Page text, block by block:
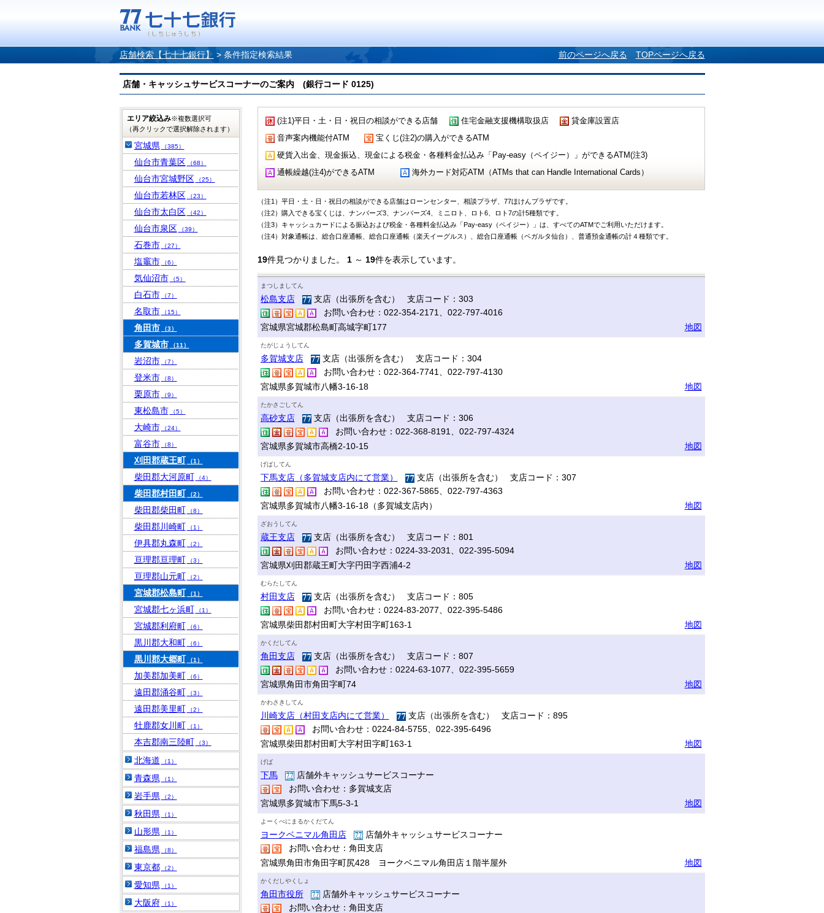
店舗検索【七十七銀行】 > 条件指定検索結果 前のページへ戻る TOPページへ戻る
店舗・キャッシュサービスコーナーのご案内 (銀行コード 0125)
(注1)平日・土・日・祝日の相談ができる店舗 住宅金融支援機構取扱店
貸金庫設置店
音声案内機能付ATM
宝くじ(注2)の購入ができるATM
硬貨入出金、現金振込、現金による税金・各種料金払込み「Pay-easy（ペイジー）」ができるATM(注3)
通帳繰越(注4)ができるATM
海外カード対応ATM（ATMs that can Handle International Cards）
（注1）平日・土・日・祝日の相談ができる店舗はローンセンター、相談プラザ、77ほけんプラザです。
（注2）購入できる宝くじは、ナンバーズ3、ナンバーズ4、ミニロト、ロト6、ロト7の計5種類です。
（注3）キャッシュカードによる振込および税金・各種料金払込み「Pay-easy（ペイジー）」は、すべてのATMでご利用いただけます。
（注4）対象通帳は、総合口座通帳、総合口座通帳（楽天イーグルス）、総合口座通帳（ベガルタ仙台）、普通預金通帳の計４種類です。
19件見つかりました。 1～ 19件を表示しています。
まつしましてん
松島支店
支店（出張所を含む） 支店コード：303
お問い合わせ：022-354-2171、022-797-4016
宮城県宮城郡松島町高城字町177
地図
たがじょうしてん
多賀城支店
支店（出張所を含む） 支店コード：304
お問い合わせ：022-364-7741、022-797-4130
宮城県多賀城市八幡3-16-18
地図
たかさごしてん
高砂支店
支店（出張所を含む） 支店コード：306
お問い合わせ：022-368-8191、022-797-4324
宮城県多賀城市高橋2-10-15
地図
げばしてん
下馬支店（多賀城支店内にて営業）
支店（出張所を含む） 支店コード：307
お問い合わせ：022-367-5865、022-797-4363
宮城県多賀城市八幡3-16-18（多賀城支店内）
地図
ざおうしてん
蔵王支店
支店（出張所を含む） 支店コード：801
お問い合わせ：0224-33-2031、022-395-5094
宮城県刈田郡蔵王町大字円田字西浦4-2
地図
むらたしてん
村田支店
支店（出張所を含む） 支店コード：805
お問い合わせ：0224-83-2077、022-395-5486
宮城県柴田郡村田町大字村田字町163-1
地図
かくだしてん
角田支店
支店（出張所を含む） 支店コード：807
お問い合わせ：0224-63-1077、022-395-5659
宮城県角田市角田字町74
地図
かわさきしてん
川崎支店（村田支店内にて営業）
支店（出張所を含む） 支店コード：895
お問い合わせ：0224-84-5755、022-395-6496
宮城県柴田郡村田町大字村田字町163-1
地図
げば
下馬
店舗外キャッシュサービスコーナー
お問い合わせ：多賀城支店
宮城県多賀城市下馬5-3-1
地図
よーくべにまるかくだてん
ヨークベニマル角田店
店舗外キャッシュサービスコーナー
お問い合わせ：角田支店
宮城県角田市角田字町尻428 ヨークベニマル角田店１階半屋外
地図
かくだしやくしょ
角田市役所
店舗外キャッシュサービスコーナー
お問い合わせ：角田支店
エリア絞込み※複数選択可
（再クリックで選択解除されます）
宮城県 （385）
仙台市青葉区 （68）
仙台市宮城野区 （25）
仙台市若林区 （23）
仙台市太白区 （42）
仙台市泉区 （39）
石巻市 （27）
塩竈市 （6）
気仙沼市 （5）
白石市 （7）
名取市 （15）
角田市 （3）
多賀城市 （11）
岩沼市 （7）
登米市 （8）
栗原市 （9）
東松島市 （5）
大崎市 （24）
富谷市 （8）
刈田郡蔵王町 （1）
柴田郡大河原町 （4）
柴田郡村田町 （2）
柴田郡柴田町 （8）
柴田郡川崎町 （1）
伊具郡丸森町 （2）
亘理郡亘理町 （3）
亘理郡山元町 （2）
宮城郡松島町 （1）
宮城郡七ヶ浜町 （1）
宮城郡利府町 （6）
黒川郡大和町 （6）
黒川郡大郷町 （1）
加美郡加美町 （6）
遠田郡涌谷町 （3）
遠田郡美里町 （2）
牡鹿郡女川町 （1）
本吉郡南三陸町 （3）
北海道 （1）
青森県 （1）
岩手県 （2）
秋田県 （1）
山形県 （1）
福島県 （8）
東京都 （2）
愛知県 （1）
大阪府 （1）